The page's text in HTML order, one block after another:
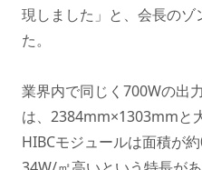
現しました」と、会長の
た。
業界内で同じく700Wの出
は、2384mm×1303mmと
HIBCモジュールは面積が